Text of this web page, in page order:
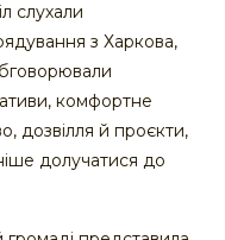
слухали
з Харкова,
комфортне
дозвілля й проєкти,
долучатися до